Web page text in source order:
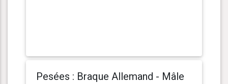
Pesées : Braque Allemand - Mâle